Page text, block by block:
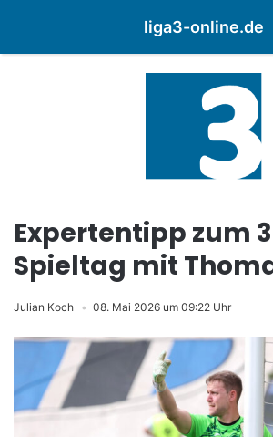
liga3-online.de
Expertentipp zum
Spieltag mit
Julian Koch 08. Mai 2026 um 09:22 Uhr